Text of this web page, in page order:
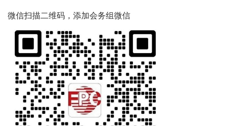
微信扫描二维码，添加会务组微信